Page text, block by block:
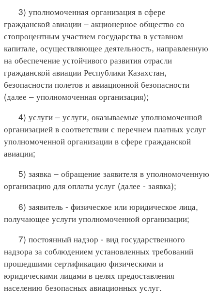
3) уполномоченная организация в сфере
гражданской авиации – акционерное общество со
стопроцентным участием государства в уставном
капитале, осуществляющее деятельность, направленную
на обеспечение устойчивого развития отрасли
гражданской авиации Республики Казахстан,
безопасности полетов и авиационной безопасности
(далее – уполномоченная организация);
4) услуги – услуги, оказываемые уполномоченной
организацией в соответствии с перечнем платных услуг
уполномоченной организации в сфере гражданской
авиации;
5) заявка – обращение заявителя в уполномоченную
организацию для оплаты услуг (далее - заявка);
6) заявитель - физическое или юридическое лица,
получающее услуги уполномоченной организации;
7) постоянный надзор - вид государственного
надзора за соблюдением установленных требований
прошедшими сертификацию физическими и
юридическими лицами в целях предоставления
населению безопасных авиационных услуг.